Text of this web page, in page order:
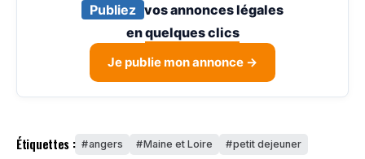
Publiez vos annonces légales
enquelques clics
Je publie mon annonce →
Étiquettes : angers Maine et Loire petit dejeuner